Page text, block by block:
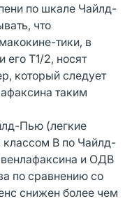
по шкале Чайлд-
что
тики, в
его T1/2, носят
который следует
таким
Пью (легкие
B по Чайлд-
и ОДВ
по сравнению со
снижен более чем